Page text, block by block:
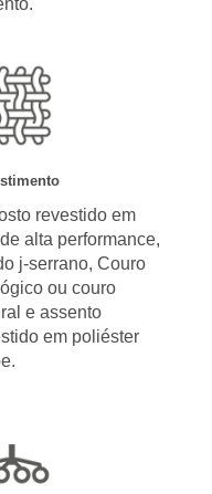
revestido em
alta performance,
j-serrano, Couro
ou couro
e assento
em poliéster